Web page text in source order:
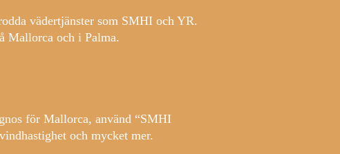
vädertjänster som SMHI och YR.
Mallorca och i Palma.
för Mallorca, använd “SMHI
och mycket mer.